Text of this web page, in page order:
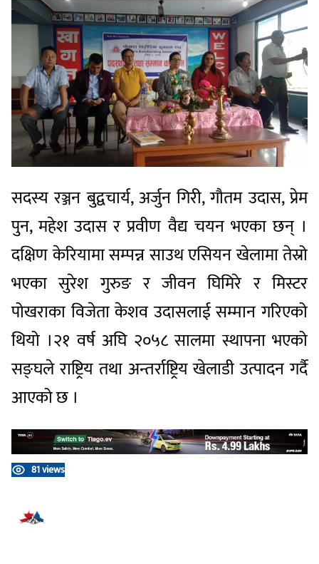
सदस्य रञ्जन बुद्वचार्य, अर्जुन गिरी, गौतम उदास, प्रेम
पुन, महेश उदास र प्रवीण वैद्य चयन भएका छन् ।
दक्षिण केरियामा सम्पन्न साउथ एसियन खेलामा तेस्रो
भएका सुरेश गुरुङ र जीवन घिमिरे र मिस्टर
पोखराका विजेता केशव उदासलाई सम्मान गरिएको
थियो ।२१ वर्ष अघि २०५८ सालमा स्थापना भएको
सङ्घले राष्ट्रिय तथा अन्तर्राष्ट्रिय खेलाडी उत्पादन गर्दै
आएको छ ।
81 views